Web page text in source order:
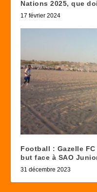
Nations 2025, que
17 février 2024
Football : Gazelle
but face à SAO
31 décembre 2023